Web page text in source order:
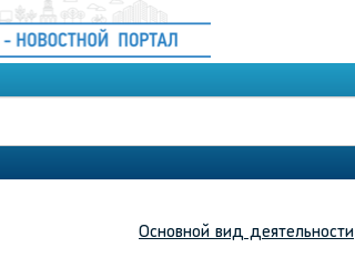
Основной вид деятельности